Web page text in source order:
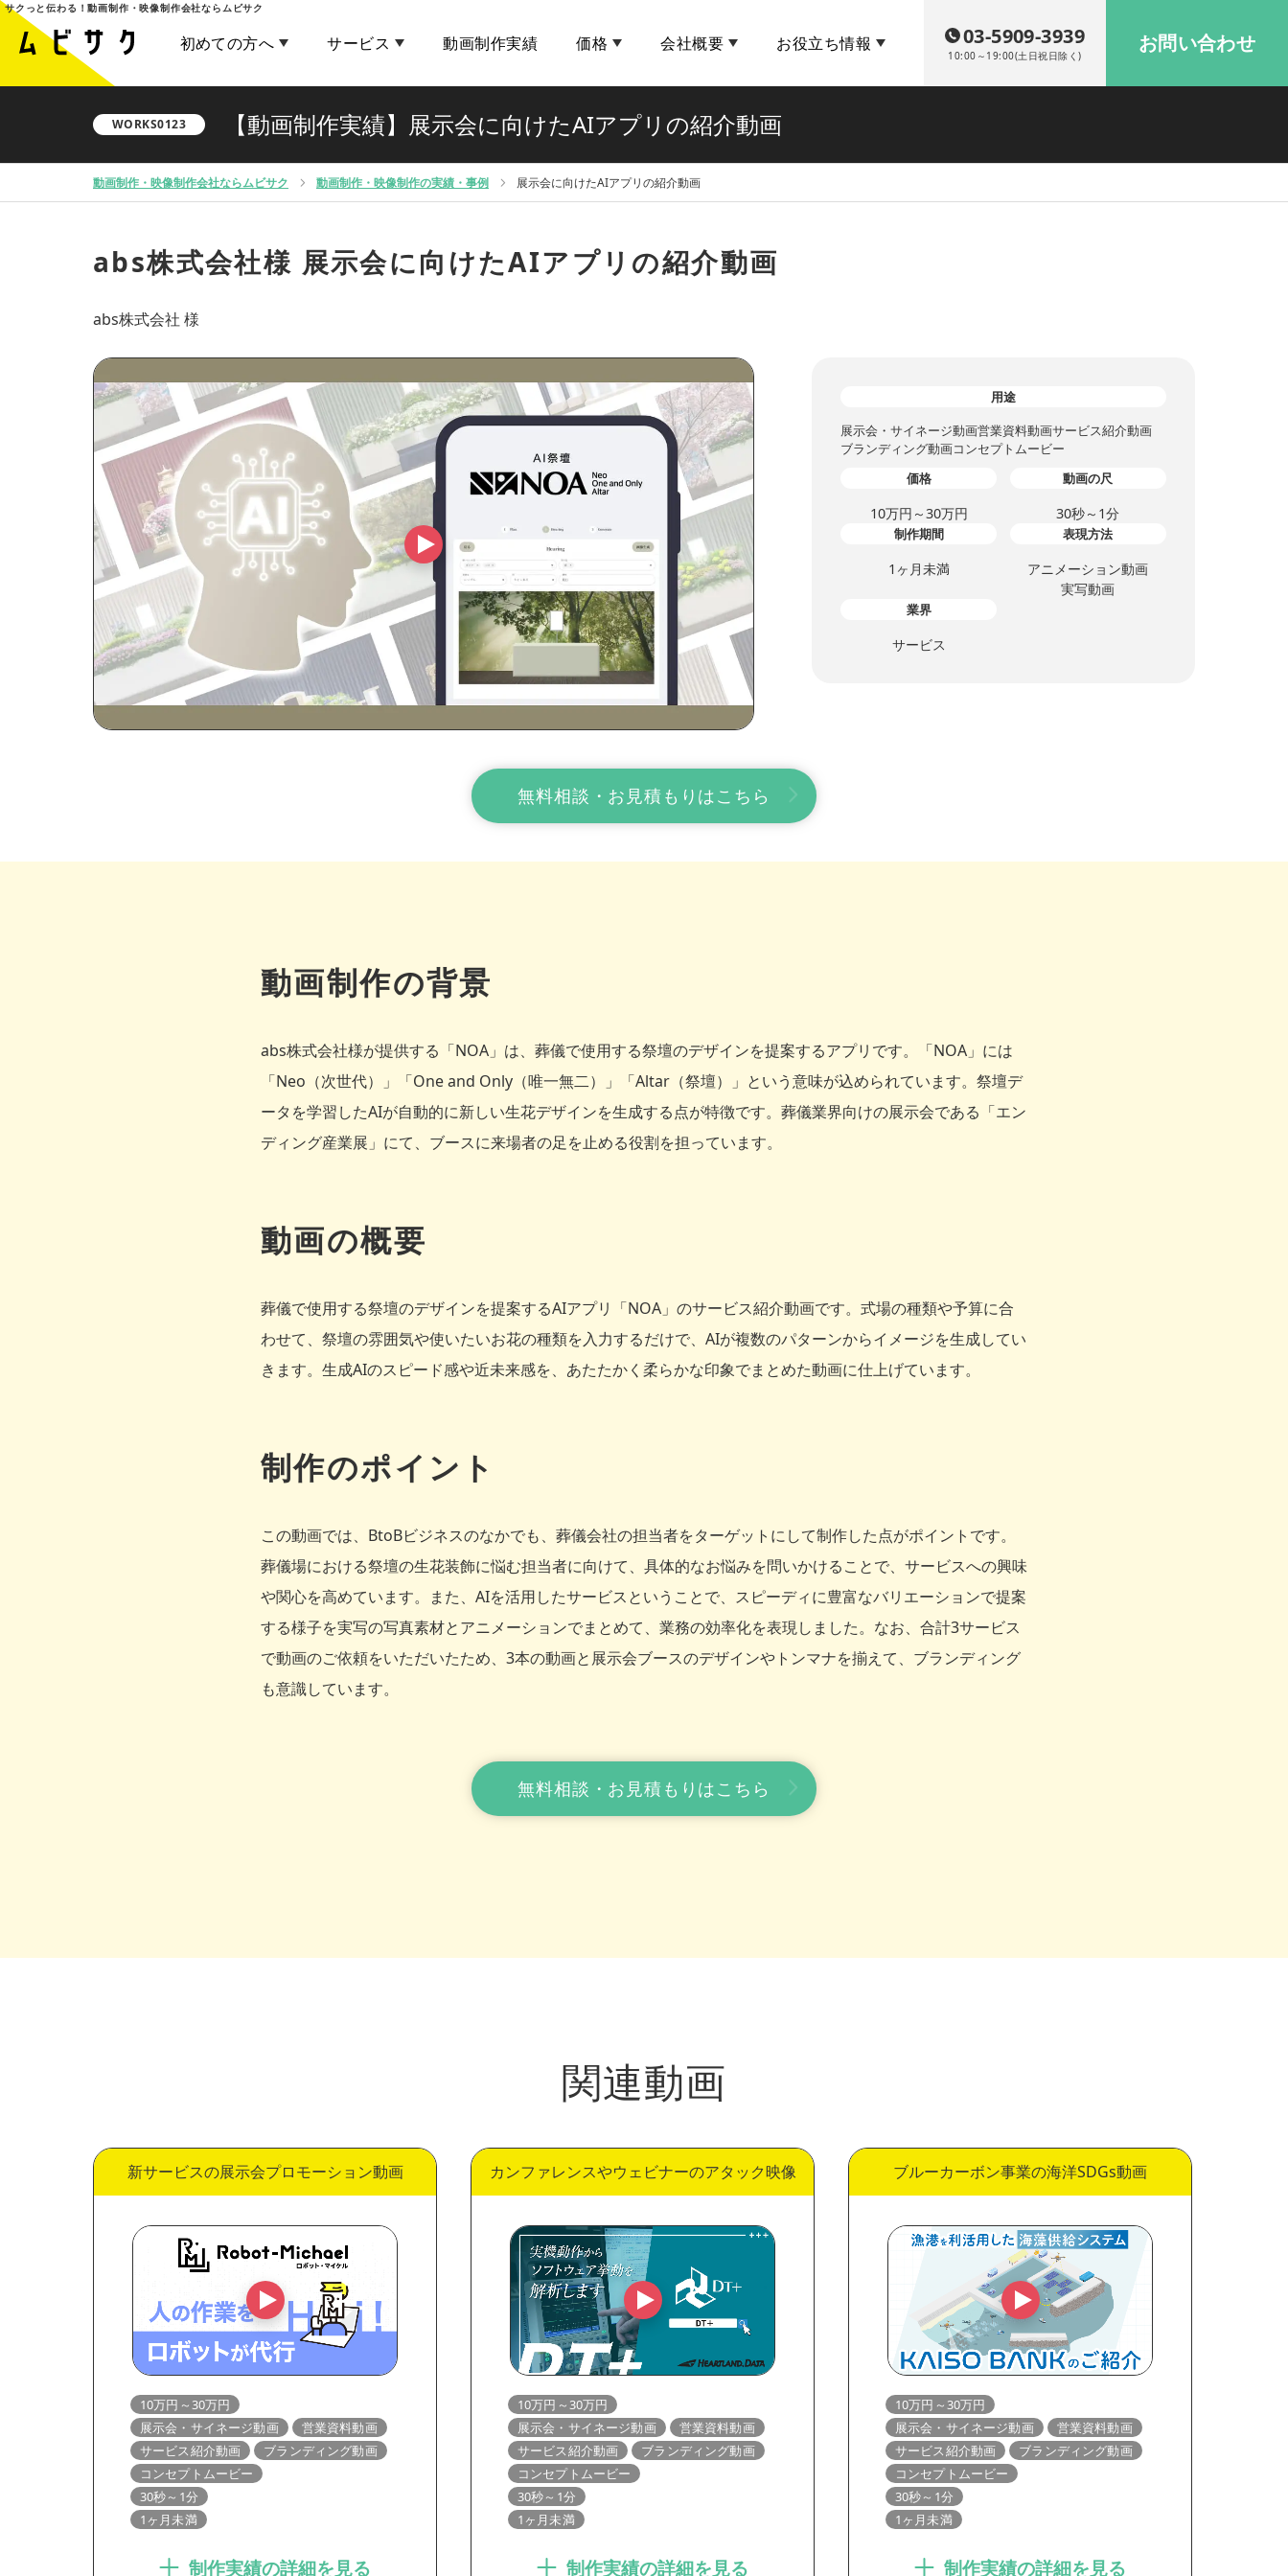
03-5909-3939
10:00～19:00(土日祝日除く) お問い合わせ
初めての方へ サービス 動画制作実績 価格 会社概要 お役立ち情報
サクっと伝わる！動画制作・映像制作会社ならムビサク
WORKS0123 【動画制作実績】展示会に向けたAIアプリの紹介動画
動画制作・映像制作会社ならムビサク 動画制作・映像制作の実績・事例 展示会に向けたAIアプリの紹介動画
abs株式会社様 展示会に向けたAIアプリの紹介動画
abs株式会社 様
用途
展示会・サイネージ動画営業資料動画サービス紹介動画
ブランディング動画コンセプトムービー
価格
10万円～30万円
動画の尺
30秒～1分
制作期間
1ヶ月未満
表現方法
アニメーション動画
実写動画
業界
サービス
無料相談・お見積もりはこちら
動画制作の背景
abs株式会社様が提供する「NOA」は、葬儀で使用する祭壇のデザインを提案するアプリです。「NOA」には
「Neo（次世代）」「One and Only（唯一無二）」「Altar（祭壇）」という意味が込められています。祭壇デ
ータを学習したAIが自動的に新しい生花デザインを生成する点が特徴です。葬儀業界向けの展示会である「エン
ディング産業展」にて、ブースに来場者の足を止める役割を担っています。
動画の概要
葬儀で使用する祭壇のデザインを提案するAIアプリ「NOA」のサービス紹介動画です。式場の種類や予算に合
わせて、祭壇の雰囲気や使いたいお花の種類を入力するだけで、AIが複数のパターンからイメージを生成してい
きます。生成AIのスピード感や近未来感を、あたたかく柔らかな印象でまとめた動画に仕上げています。
制作のポイント
この動画では、BtoBビジネスのなかでも、葬儀会社の担当者をターゲットにして制作した点がポイントです。
葬儀場における祭壇の生花装飾に悩む担当者に向けて、具体的なお悩みを問いかけることで、サービスへの興味
や関心を高めています。また、AIを活用したサービスということで、スピーディに豊富なバリエーションで提案
する様子を実写の写真素材とアニメーションでまとめて、業務の効率化を表現しました。なお、合計3サービス
で動画のご依頼をいただいたため、3本の動画と展示会ブースのデザインやトンマナを揃えて、ブランディング
も意識しています。
無料相談・お見積もりはこちら
関連動画
新サービスの展示会プロモーション動画
10万円～30万円
展示会・サイネージ動画
営業資料動画
サービス紹介動画
ブランディング動画
コンセプトムービー
30秒～1分
1ヶ月未満
制作実績の詳細を見る
カンファレンスやウェビナーのアタック映像
10万円～30万円
展示会・サイネージ動画
営業資料動画
サービス紹介動画
ブランディング動画
コンセプトムービー
30秒～1分
1ヶ月未満
制作実績の詳細を見る
ブルーカーボン事業の海洋SDGs動画
10万円～30万円
展示会・サイネージ動画
営業資料動画
サービス紹介動画
ブランディング動画
コンセプトムービー
30秒～1分
1ヶ月未満
制作実績の詳細を見る